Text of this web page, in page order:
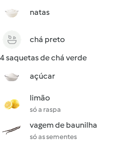
natas
chá preto
4 saquetas de chá verde
açúcar
limão
só a raspa
vagem de baunilha
só as sementes